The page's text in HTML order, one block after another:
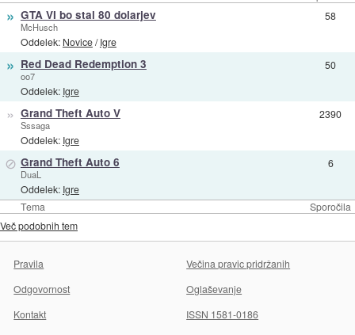
Tema Sporočila
» GTA VI bo stal 80 dolarjev
McHusch
Oddelek: Novice/Igre
58
» Red Dead Redemption 3
oo7
Oddelek: Igre
50
» Grand Theft Auto V
Sssaga
Oddelek: Igre
2390
⊘ Grand Theft Auto 6
DuaL
Oddelek: Igre
6
Več podobnih tem
Pravila
Večina pravic pridržanih
Odgovornost
Oglaševanje
Kontakt
ISSN 1581-0186